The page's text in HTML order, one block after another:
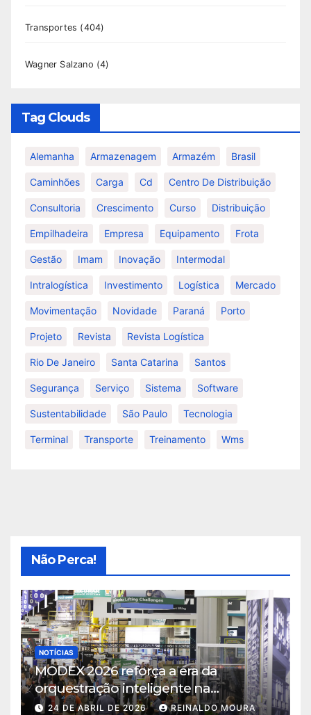
Transportes (404)
Wagner Salzano (4)
Tag Clouds
Alemanha Armazenagem Armazém Brasil
Caminhões Carga Cd Centro De Distribuição
Consultoria Crescimento Curso Distribuição
Empilhadeira Empresa Equipamento Frota
Gestão Imam Inovação Intermodal
Intralogística Investimento Logística Mercado
Movimentação Novidade Paraná Porto
Projeto Revista Revista Logística
Rio De Janeiro Santa Catarina Santos
Segurança Serviço Sistema Software
Sustentabilidade São Paulo Tecnologia
Terminal Transporte Treinamento Wms
Não Perca!
NOTÍCIAS
MODEX 2026 reforça a era da
orquestração inteligente na
intralogística
24 DE ABRIL DE 2026 REINALDO MOURA